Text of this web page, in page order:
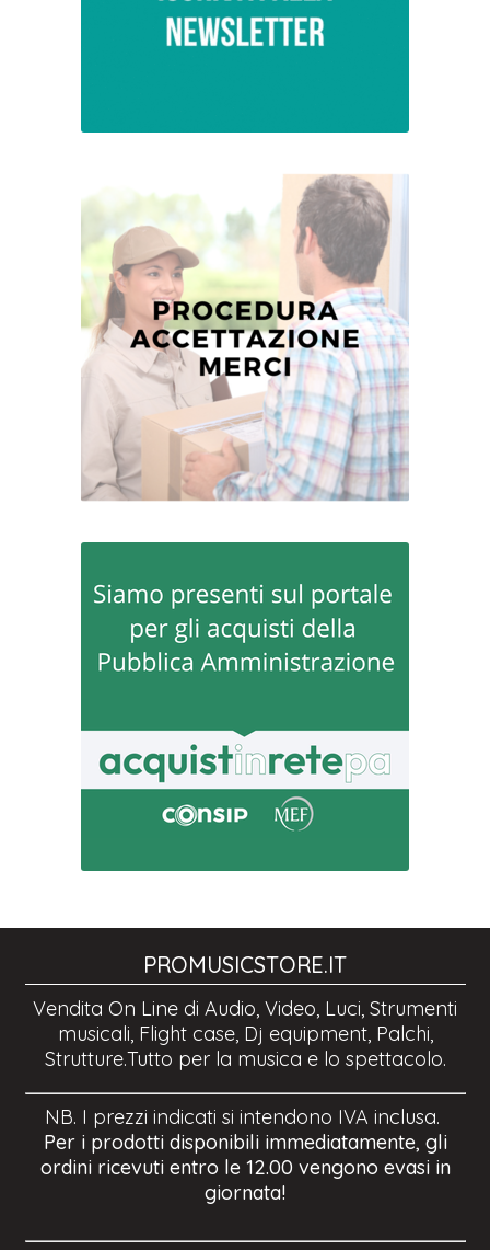
PROMUSICSTORE.IT
Vendita On Line di Audio, Video, Luci, Strumenti
musicali, Flight case, Dj equipment, Palchi,
Strutture.Tutto per la musica e lo spettacolo.
NB. I prezzi indicati si intendono IVA inclusa.
Per i prodotti disponibili immediatamente, gli
ordini ricevuti entro le 12.00 vengono evasi in
giornata!